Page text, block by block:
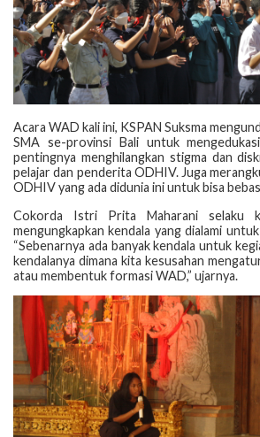
Acara WAD kali ini, KSPAN Suksma
SMA se-provinsi Bali untuk
pentingnya menghilangkan stigma dan
pelajar dan penderita ODHIV. Juga
ODHIV yang ada didunia ini untuk bisa
Cokorda Istri Prita Maharani selaku
mengungkapkan kendala yang dialami
“Sebenarnya ada banyak kendala untuk
kendalanya dimana kita kesusahan
atau membentuk formasi WAD,” ujarnya.